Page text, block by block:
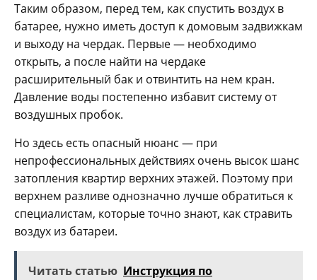
Таким образом, перед тем, как спустить воздух в
батарее, нужно иметь доступ к домовым задвижкам
и выходу на чердак. Первые — необходимо
открыть, а после найти на чердаке
расширительный бак и отвинтить на нем кран.
Давление воды постепенно избавит систему от
воздушных пробок.
Но здесь есть опасный нюанс — при
непрофессиональных действиях очень высок шанс
затопления квартир верхних этажей. Поэтому при
верхнем разливе однозначно лучше обратиться к
специалистам, которые точно знают, как стравить
воздух из батареи.
Читать статью Инструкция по